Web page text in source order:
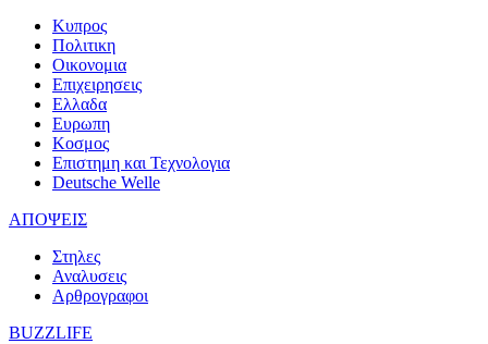
Κυπρος
Πολιτικη
Οικονομια
Επιχειρησεις
Ελλαδα
Ευρωπη
Κοσμος
Επιστημη και Τεχνολογια
Deutsche Welle
ΑΠΟΨΕΙΣ
Στηλες
Αναλυσεις
Αρθρογραφοι
BUZZLIFE